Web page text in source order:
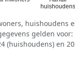
huishoudens
huishoudens
gelden voor:
(huishoudens) en